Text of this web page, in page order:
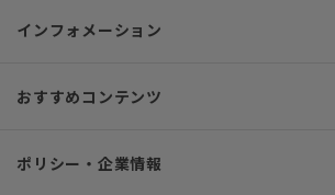
インフォメーション
おすすめコンテンツ
ポリシー・企業情報